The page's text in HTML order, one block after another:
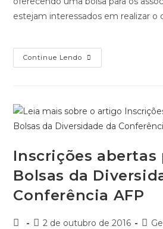
estejam interessados em realizar o
Continue Lendo
Inscrições abertas
Bolsas da
Conferência AFP
2 de outubro de 2016